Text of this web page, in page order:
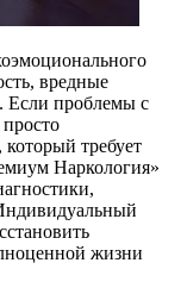
вредные
Если проблемы с
который требует
Наркология»
жизни